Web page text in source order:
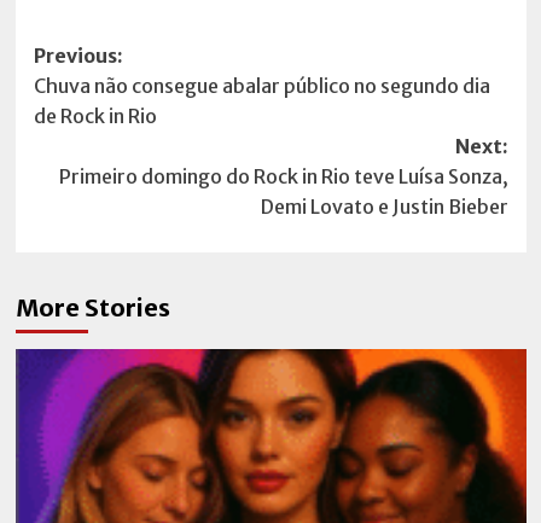
Post
navigation
Previous:
Chuva não consegue abalar público no segundo dia
de Rock in Rio
Next:
Primeiro domingo do Rock in Rio teve Luísa Sonza,
Demi Lovato e Justin Bieber
More Stories